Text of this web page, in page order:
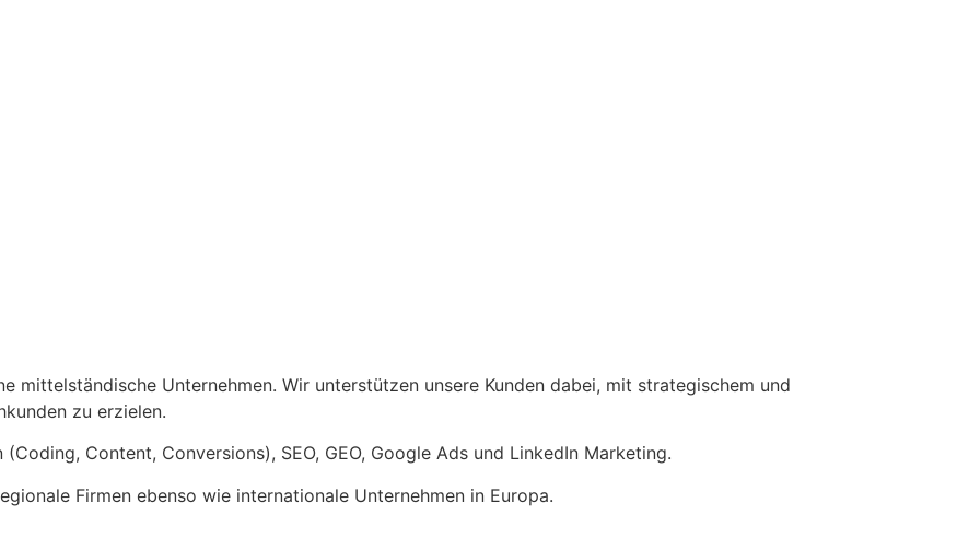
mittelständische Unternehmen. Wir unterstützen unsere Kunden dabei, mit strategischem und
zu erzielen.
Content, Conversions), SEO, GEO, Google Ads und LinkedIn Marketing.
Firmen ebenso wie internationale Unternehmen in Europa.